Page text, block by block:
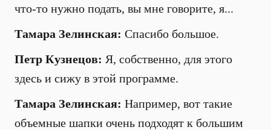
что-то нужно подать, вы мне говорите, я...
Тамара Зелинская: Спасибо большое.
Петр Кузнецов: Я, собственно, для этого
здесь и сижу в этой программе.
Тамара Зелинская: Например, вот такие
объемные шапки очень подходят к большим